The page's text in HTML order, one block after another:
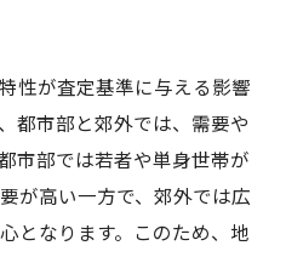
性が査定基準に与える影響
都市部と郊外では、需要や
市部では若者や単身世帯が
が高い一方で、郊外では広
となります。このため、地